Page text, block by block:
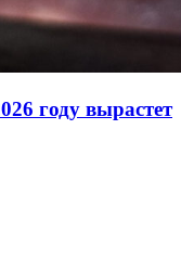
году вырастет